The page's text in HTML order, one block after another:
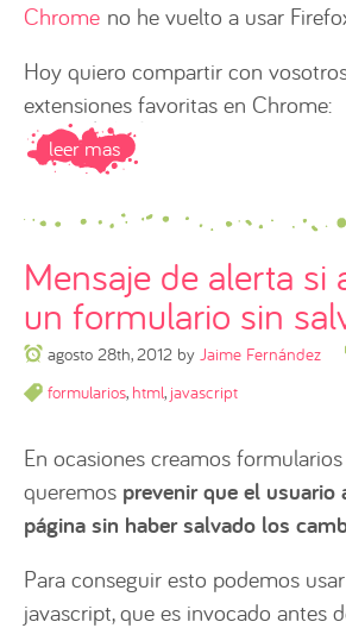
Chrome no he vuelto a usar
Hoy quiero compartir con
extensiones favoritas en Chrome:
leer mas
Mensaje de alerta si
un formulario sin
agosto 28th, 2012 by Jaime Fernández
formularios, html, javascript
En ocasiones creamos
queremos prevenir que el usuario
página sin haber salvado los
Para conseguir esto podemos
javascript, que es invocado antes